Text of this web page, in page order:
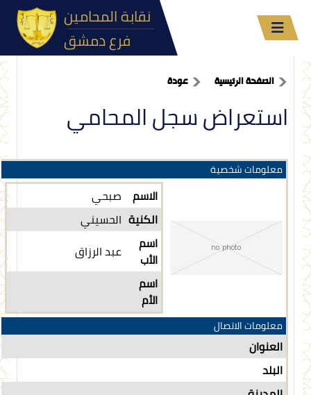
فرع دمشق
الصفحة الرئيسية عودة
استعراض سجل المحامي
معلومات شخصية
الاسم صبحي
الكنية الحسيني
اسم
الأب
عبد الرزاق
اسم
الأم
معلومات الاتصال
العنوان
البلد